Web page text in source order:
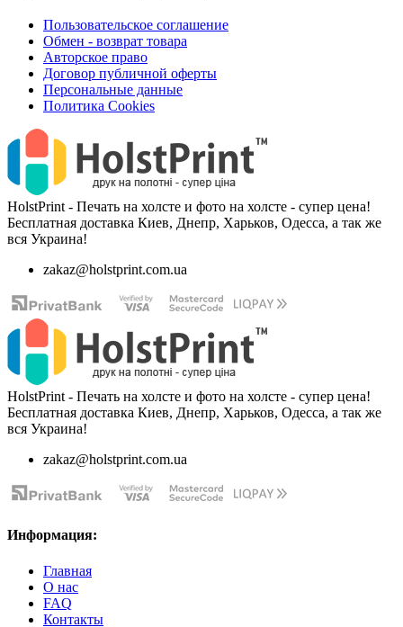
Пользовательское соглашение
Обмен - возврат товара
Авторское право
Договор публичной оферты
Персональные данные
Политика Cookies
HolstPrint - Печать на холсте и фото на холсте - супер цена!
Бесплатная доставка Киев, Днепр, Харьков, Одесса, а так же
вся Украина!
zakaz@holstprint.com.ua
HolstPrint - Печать на холсте и фото на холсте - супер цена!
Бесплатная доставка Киев, Днепр, Харьков, Одесса, а так же
вся Украина!
zakaz@holstprint.com.ua
Информация:
Главная
О нас
FAQ
Контакты